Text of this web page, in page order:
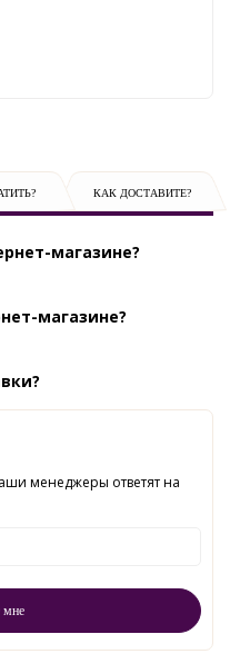
КАК ДОСТАВИТЕ?
магазине?
магазине?
менеджеры ответят на